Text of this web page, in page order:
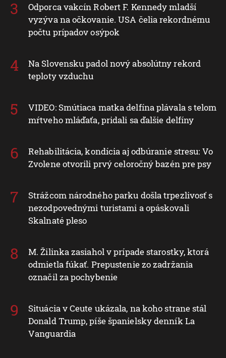
Odporca vakcín Robert F. Kennedy mladší
vyzýva na očkovanie. USA čelia rekordnému
počtu prípadov osýpok
Na Slovensku padol nový absolútny rekord
teploty vzduchu
VIDEO: Smútiaca matka delfína plávala s telom
mŕtveho mláďaťa, pridali sa ďalšie delfíny
Rehabilitácia, kondícia aj odbúranie stresu: Vo
Zvolene otvorili prvý celoročný bazén pre psy
Strážcom národného parku došla trpezlivosť s
nezodpovednými turistami a opáskovali
Skalnaté pleso
M. Žilinka zasiahol v prípade starostky, ktorá
odmietla fúkať. Prepustenie zo zadržania
označil za pochybenie
Situácia v Ceute ukázala, na koho strane stál
Donald Trump, píše španielsky denník La
Vanguardia